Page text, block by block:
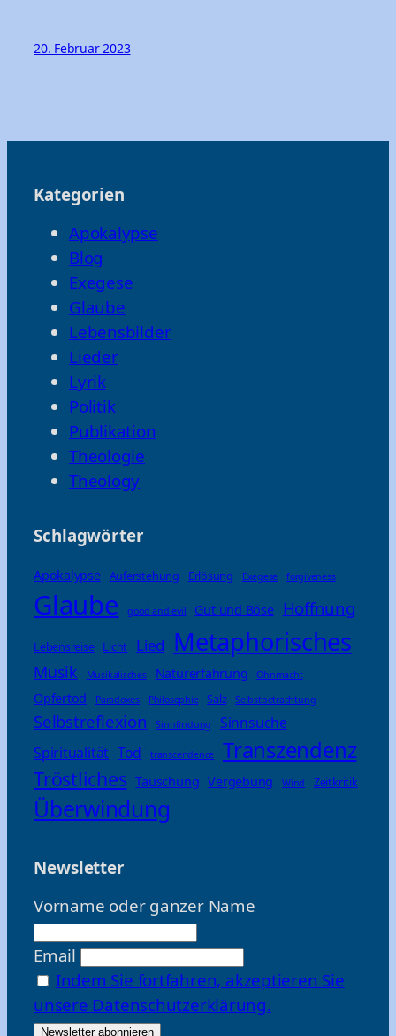
20. Februar 2023
Kategorien
Apokalypse
Blog
Exegese
Glaube
Lebensbilder
Lieder
Lyrik
Politik
Publikation
Theologie
Theology
Schlagwörter
Apokalypse Auferstehung Erlösung Exegese forgiveness
Glaube good and evil Gut und Böse Hoffnung
Lebensreise Licht Lied Metaphorisches
Musik Musikalisches Naturerfahrung Ohnmacht
Opfertod Paradoxes Philosophie Salz Selbstbetrachtung
Selbstreflexion Sinnfindung
Sinnsuche
Spiritualität Tod transcendence Transzendenz
Tröstliches Täuschung Vergebung Wind Zeitkritik
Überwindung
Newsletter
Vorname oder ganzer Name
Email
Indem Sie fortfahren, akzeptieren Sie
unsere Datenschutzerklärung.